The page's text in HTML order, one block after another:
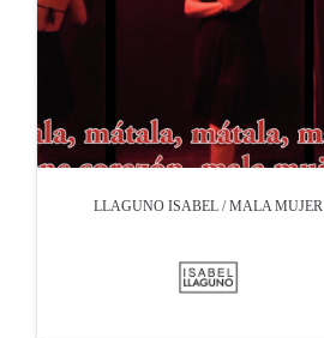
LLAGUNO ISABEL / MALA MUJER